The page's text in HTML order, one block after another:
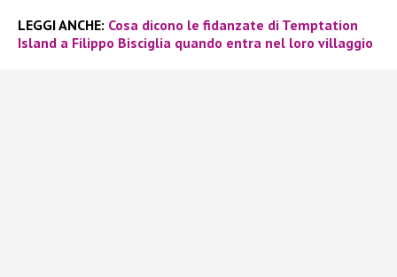
LEGGI ANCHE: Cosa dicono le fidanzate di Temptation
Island a Filippo Bisciglia quando entra nel loro villaggio